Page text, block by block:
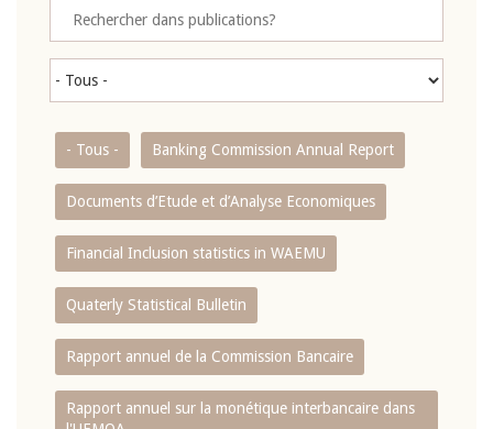
- Tous - Banking Commission Annual Report
Documents d’Etude et d’Analyse Economiques
Financial Inclusion statistics in WAEMU
Quaterly Statistical Bulletin
Rapport annuel de la Commission Bancaire
Rapport annuel sur la monétique interbancaire dans